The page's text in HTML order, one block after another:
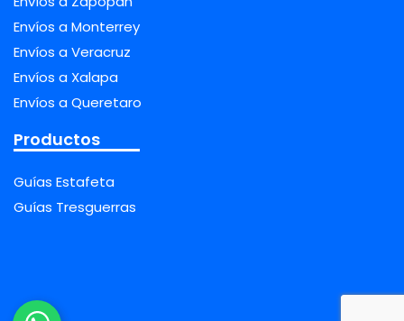
Envíos a Monterrey
Envíos a Veracruz
Envíos a Xalapa
Envíos a Queretaro
Productos
Guías Estafeta
Guías Tresguerras